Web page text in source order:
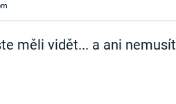
měli vidět... a ani